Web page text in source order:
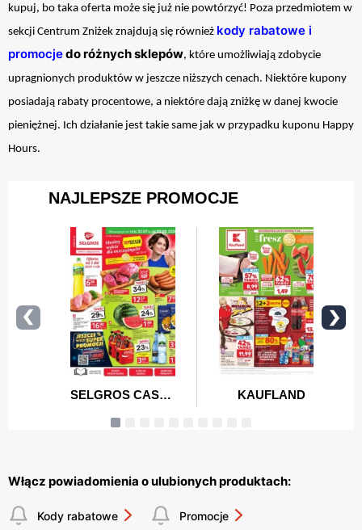
kupuj, bo taka oferta może się już nie powtórzyć! Poza przedmiotem w
sekcji Centrum Zniżek znajdują się również kody rabatowe i
promocjedo różnych sklepów, które umożliwiają zdobycie
upragnionych produktów w jeszcze niższych cenach. Niektóre kupony
posiadają rabaty procentowe, a niektóre dają zniżkę w danej kwocie
pieniężnej. Ich działanie jest takie same jak w przypadku kuponu Happy
Hours.
Włącz powiadomienia o ulubionych produktach:
Kody rabatowe Promocje